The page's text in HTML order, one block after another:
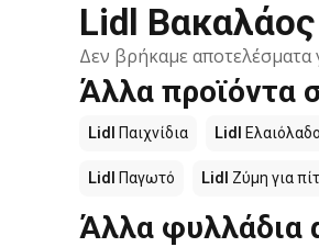
Lidl
Δεν βρήκαμε αποτελέσματα
Άλλα προϊόντα
Lidl Παιχνίδια Lidl Ελαιόλαδο
Lidl Παγωτό Lidl Ζύμη για
Άλλα φυλλάδια